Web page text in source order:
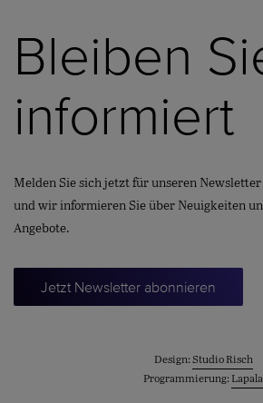
Bleiben
informiert
Melden Sie sich jetzt für unseren Newsletter
und wir informieren Sie über Neuigkeiten
Angebote.
Jetzt Newsletter abonnieren
Design:Studio Risch
Programmierung: Lapala